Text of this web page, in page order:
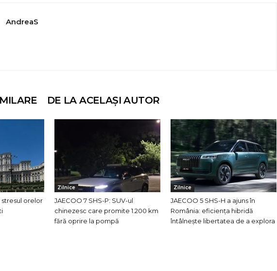
AndreaS
DE LA ACELAȘI AUTOR
stresul orelor
Zilnice
JAECOO 7 SHS-P: SUV-ul
chinezesc care promite 1.200 km
fără oprire la pompă
Zilnice
JAECOO 5 SHS-H a ajuns în
România: eficiența hibridă
întâlnește libertatea de a explora